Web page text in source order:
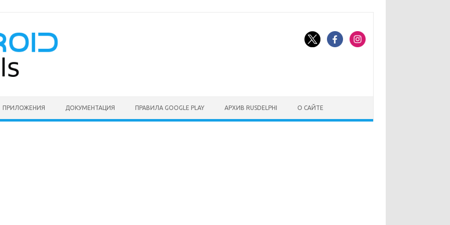
ПРИЛОЖЕНИЯ ДОКУМЕНТАЦИЯ ПРАВИЛА GOOGLE PLAY АРХИВ RUSDELPHI О САЙТЕ